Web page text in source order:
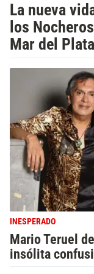
La nueva
los
Mar del Plata
INESPERADO
Mario Teruel
insólita